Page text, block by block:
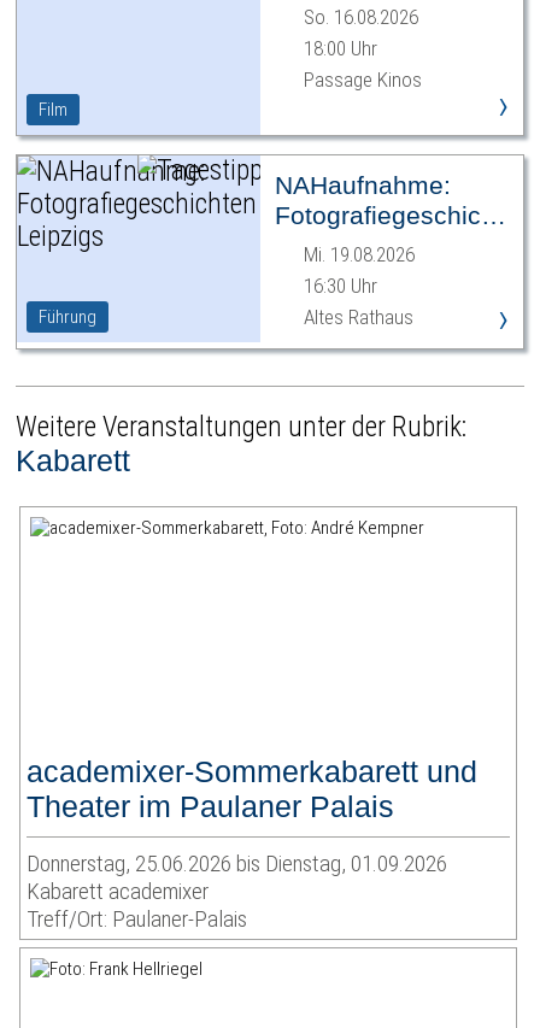
Film
So. 16.08.2026
18:00 Uhr
Passage Kinos
›
Führung
NAHaufnahme:
Fotografiegeschichten
Leipzigs
Mi. 19.08.2026
16:30 Uhr
Altes Rathaus
›
Weitere Veranstaltungen unter der Rubrik:
Kabarett
academixer-Sommerkabarett und
Theater im Paulaner Palais
Donnerstag, 25.06.2026 bis Dienstag, 01.09.2026
Kabarett academixer
Treff/Ort: Paulaner-Palais